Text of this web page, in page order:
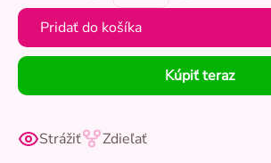
Pridať do košíka
Kúpiť teraz
Strážiť Zdieľať